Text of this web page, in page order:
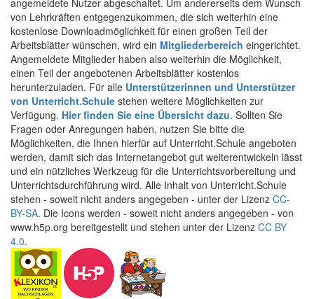
angemeldete Nutzer abgeschaltet. Um andererseits dem Wunsch
von Lehrkräften entgegenzukommen, die sich weiterhin eine
kostenlose Downloadmöglichkeit für einen großen Teil der
Arbeitsblätter wünschen, wird ein Mitgliederbereich eingerichtet.
Angemeldete Mitglieder haben also weiterhin die Möglichkeit,
einen Teil der angebotenen Arbeitsblätter kostenlos
herunterzuladen. Für alle Unterstützerinnen und Unterstützer
von Unterricht.Schule stehen weitere Möglichkeiten zur
Verfügung. Hier finden Sie eine Übersicht dazu. Sollten Sie
Fragen oder Anregungen haben, nutzen Sie bitte die
Möglichkeiten, die Ihnen hierfür auf Unterricht.Schule angeboten
werden, damit sich das Internetangebot gut weiterentwickeln lässt
und ein nützliches Werkzeug für die Unterrichtsvorbereitung und
Unterrichtsdurchführung wird. Alle Inhalt von Unterricht.Schule
stehen - soweit nicht anders angegeben - unter der Lizenz CC-
BY-SA. Die Icons werden - soweit nicht anders angegeben - von
www.h5p.org bereitgestellt und stehen unter der Lizenz CC BY
4.0.